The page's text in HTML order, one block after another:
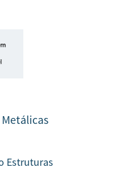
Estruturas